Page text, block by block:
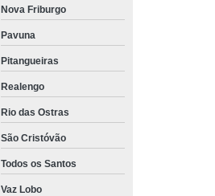
Nova Friburgo
Pavuna
Pitangueiras
Realengo
Rio das Ostras
São Cristóvão
Todos os Santos
Vaz Lobo